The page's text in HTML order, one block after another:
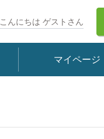
こんにちは ゲストさん
マイページ